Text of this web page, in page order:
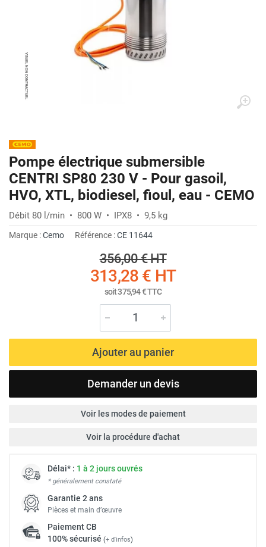
Pompe électrique submersible
CENTRI SP80 230 V - Pour gasoil,
HVO, XTL, biodiesel, fioul, eau - CEMO
Débit 80 l/min • 800 W • IPX8 • 9,5 kg
Marque :Cemo Référence :CE 11644
356,00 €HT
313,28 € HT
soit375,94 €TTC
Ajouter au panier
Demander un devis
Voir les modes de paiement
Voir la procédure d'achat
Délai* : 1 à 2 jours ouvrés
* généralement constaté
Garantie 2 ans
Pièces et main d’œuvre
PaiementCB
100% sécurisé (+ d'infos)